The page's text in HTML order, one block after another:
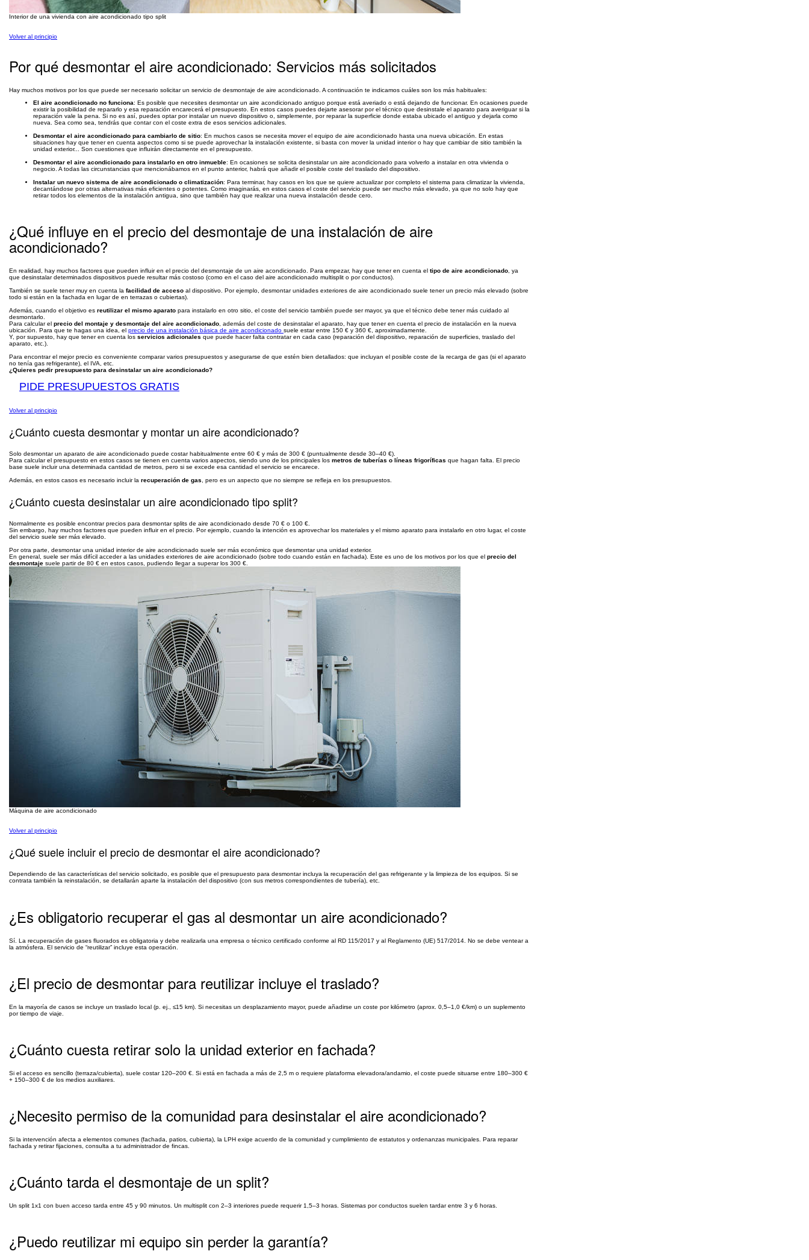
Interior de una vivienda con aire acondicionado tipo split
Volver al principio
Por qué desmontar el aire acondicionado: Servicios más solicitados
Hay muchos motivos por los que puede ser necesario solicitar un servicio de desmontaje de aire acondicionado. A continuación te indicamos cuáles son los más habituales:
El aire acondicionado no funciona: Es posible que necesites desmontar un aire acondicionado antiguo porque está averiado o está dejando de funcionar. En ocasiones puede
existir la posibilidad de repararlo y esa reparación encarecerá el presupuesto. En estos casos puedes dejarte asesorar por el técnico que desinstale el aparato para averiguar si la
reparación vale la pena. Si no es así, puedes optar por instalar un nuevo dispositivo o, simplemente, por reparar la superficie donde estaba ubicado el antiguo y dejarla como
nueva. Sea como sea, tendrás que contar con el coste extra de esos servicios adicionales.
Desmontar el aire acondicionado para cambiarlo de sitio: En muchos casos se necesita mover el equipo de aire acondicionado hasta una nueva ubicación. En estas
situaciones hay que tener en cuenta aspectos como si se puede aprovechar la instalación existente, si basta con mover la unidad interior o hay que cambiar de sitio también la
unidad exterior... Son cuestiones que influirán directamente en el presupuesto.
Desmontar el aire acondicionado para instalarlo en otro inmueble: En ocasiones se solicita desinstalar un aire acondicionado para volverlo a instalar en otra vivienda o
negocio. A todas las circunstancias que mencionábamos en el punto anterior, habrá que añadir el posible coste del traslado del dispositivo.
Instalar un nuevo sistema de aire acondicionado o climatización: Para terminar, hay casos en los que se quiere actualizar por completo el sistema para climatizar la vivienda,
decantándose por otras alternativas más eficientes o potentes. Como imaginarás, en estos casos el coste del servicio puede ser mucho más elevado, ya que no solo hay que
retirar todos los elementos de la instalación antigua, sino que también hay que realizar una nueva instalación desde cero.
¿Qué influye en el precio del desmontaje de una instalación de aire
acondicionado?
En realidad, hay muchos factores que pueden influir en el precio del desmontaje de un aire acondicionado. Para empezar, hay que tener en cuenta el tipo de aire acondicionado , ya
que desinstalar determinados dispositivos puede resultar más costoso (como en el caso del aire acondicionado multisplit o por conductos).
También se suele tener muy en cuenta la facilidad de acceso al dispositivo. Por ejemplo, desmontar unidades exteriores de aire acondicionado suele tener un precio más elevado (sobre
todo si están en la fachada en lugar de en terrazas o cubiertas).
Además, cuando el objetivo es reutilizar el mismo aparato para instalarlo en otro sitio, el coste del servicio también puede ser mayor, ya que el técnico debe tener más cuidado al
desmontarlo.
Para calcular el precio del montaje y desmontaje del aire acondicionado , además del coste de desinstalar el aparato, hay que tener en cuenta el precio de instalación en la nueva
ubicación. Para que te hagas una idea, el precio de una instalación básica de aire acondicionado suele estar entre 150 € y 360 €, aproximadamente.
Y, por supuesto, hay que tener en cuenta los servicios adicionales que puede hacer falta contratar en cada caso (reparación del dispositivo, reparación de superficies, traslado del
aparato, etc.).
Para encontrar el mejor precio es conveniente comparar varios presupuestos y asegurarse de que estén bien detallados: que incluyan el posible coste de la recarga de gas (si el aparato
no tenía gas refrigerante), el IVA, etc.
¿Quieres pedir presupuesto para desinstalar un aire acondicionado?
PIDE PRESUPUESTOS GRATIS
Volver al principio
¿Cuánto cuesta desmontar y montar un aire acondicionado?
Solo desmontar un aparato de aire acondicionado puede costar habitualmente entre 60 € y más de 300 € (puntualmente desde 30–40 €).
Para calcular el presupuesto en estos casos se tienen en cuenta varios aspectos, siendo uno de los principales los metros de tuberías o líneas frigoríficas que hagan falta. El precio
base suele incluir una determinada cantidad de metros, pero si se excede esa cantidad el servicio se encarece.
Además, en estos casos es necesario incluir la recuperación de gas , pero es un aspecto que no siempre se refleja en los presupuestos.
¿Cuánto cuesta desinstalar un aire acondicionado tipo split?
Normalmente es posible encontrar precios para desmontar splits de aire acondicionado desde 70 € o 100 €.
Sin embargo, hay muchos factores que pueden influir en el precio. Por ejemplo, cuando la intención es aprovechar los materiales y el mismo aparato para instalarlo en otro lugar, el coste
del servicio suele ser más elevado.
Por otra parte, desmontar una unidad interior de aire acondicionado suele ser más económico que desmontar una unidad exterior.
En general, suele ser más difícil acceder a las unidades exteriores de aire acondicionado (sobre todo cuando están en fachada). Este es uno de los motivos por los que el precio del
desmontaje suele partir de 80 € en estos casos, pudiendo llegar a superar los 300 €.
Máquina de aire acondicionado
Volver al principio
¿Qué suele incluir el precio de desmontar el aire acondicionado?
Dependiendo de las características del servicio solicitado, es posible que el presupuesto para desmontar incluya la recuperación del gas refrigerante y la limpieza de los equipos. Si se
contrata también la reinstalación, se detallarán aparte la instalación del dispositivo (con sus metros correspondientes de tubería), etc.
¿Es obligatorio recuperar el gas al desmontar un aire acondicionado?
Sí. La recuperación de gases fluorados es obligatoria y debe realizarla una empresa o técnico certificado conforme al RD 115/2017 y al Reglamento (UE) 517/2014. No se debe ventear a
la atmósfera. El servicio de “reutilizar” incluye esta operación.
¿El precio de desmontar para reutilizar incluye el traslado?
En la mayoría de casos se incluye un traslado local (p. ej., ≤15 km). Si necesitas un desplazamiento mayor, puede añadirse un coste por kilómetro (aprox. 0,5–1,0 €/km) o un suplemento
por tiempo de viaje.
¿Cuánto cuesta retirar solo la unidad exterior en fachada?
Si el acceso es sencillo (terraza/cubierta), suele costar 120–200 €. Si está en fachada a más de 2,5 m o requiere plataforma elevadora/andamio, el coste puede situarse entre 180–300 €
+ 150–300 € de los medios auxiliares.
¿Necesito permiso de la comunidad para desinstalar el aire acondicionado?
Si la intervención afecta a elementos comunes (fachada, patios, cubierta), la LPH exige acuerdo de la comunidad y cumplimiento de estatutos y ordenanzas municipales. Para reparar
fachada y retirar fijaciones, consulta a tu administrador de fincas.
¿Cuánto tarda el desmontaje de un split?
Un split 1x1 con buen acceso tarda entre 45 y 90 minutos. Un multisplit con 2–3 interiores puede requerir 1,5–3 horas. Sistemas por conductos suelen tardar entre 3 y 6 horas.
¿Puedo reutilizar mi equipo sin perder la garantía?